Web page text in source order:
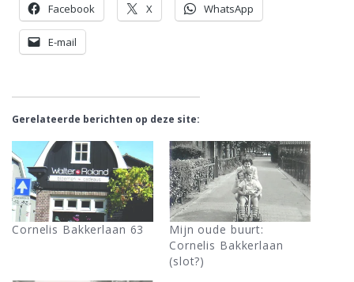
Facebook X WhatsApp
E-mail
Gerelateerde berichten op deze site:
Cornelis Bakkerlaan 63
Mijn oude buurt:
Cornelis Bakkerlaan
(slot?)